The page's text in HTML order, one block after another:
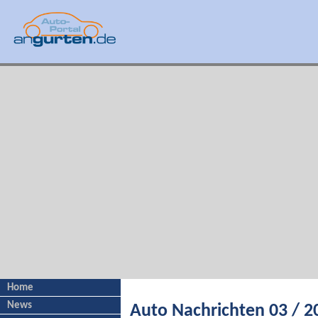
Home
News
Auto Nachrichten 03 /